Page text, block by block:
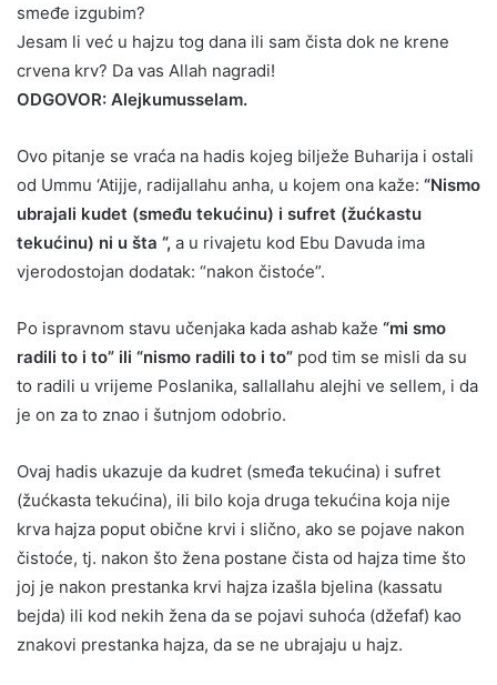
smeđe izgubim?
Jesam li već u hajzu tog dana ili sam čista dok ne krene
crvena krv? Da vas Allah nagradi!
ODGOVOR: Alejkumusselam.
Ovo pitanje se vraća na hadis kojeg bilježe Buharija i ostali
od Ummu ‘Atijje, radijallahu anha, u kojem ona kaže: “Nismo
ubrajali kudet (smeđu tekućinu) i sufret (žućkastu
tekućinu) ni u šta “, a u rivajetu kod Ebu Davuda ima
vjerodostojan dodatak: “nakon čistoće”.
Po ispravnom stavu učenjaka kada ashab kaže “mi smo
radili to i to” ili “nismo radili to i to” pod tim se misli da su
to radili u vrijeme Poslanika, sallallahu alejhi ve sellem, i da
je on za to znao i šutnjom odobrio.
Ovaj hadis ukazuje da kudret (smeđa tekućina) i sufret
(žućkasta tekućina), ili bilo koja druga tekućina koja nije
krva hajza poput obične krvi i slično, ako se pojave nakon
čistoće, tj. nakon što žena postane čista od hajza time što
joj je nakon prestanka krvi hajza izašla bjelina (kassatu
bejda) ili kod nekih žena da se pojavi suhoća (džefaf) kao
znakovi prestanka hajza, da se ne ubrajaju u hajz.